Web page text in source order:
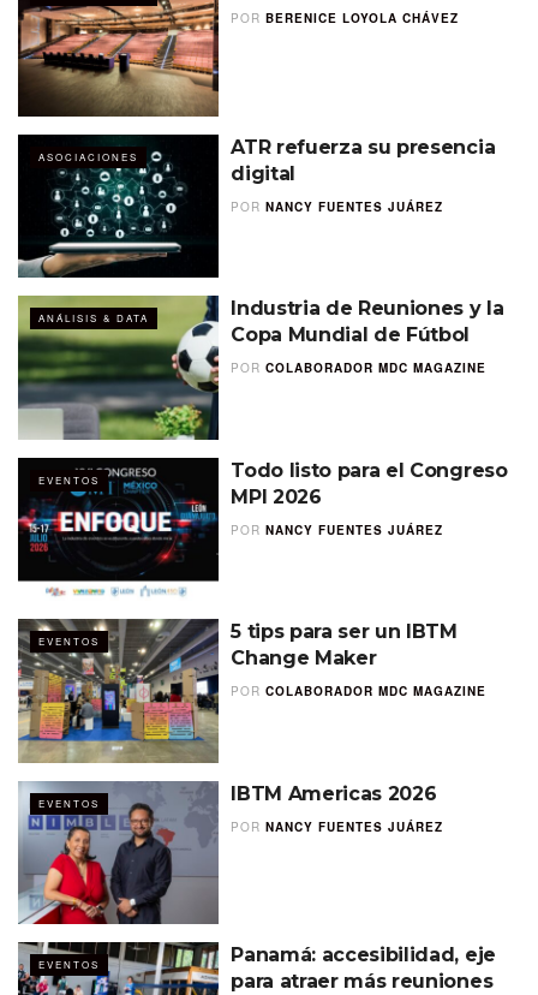
POR BERENICE LOYOLA CHÁVEZ
ASOCIACIONES
ATR refuerza su presencia
digital
POR NANCY FUENTES JUÁREZ
ANÁLISIS & DATA
Industria de Reuniones y la
Copa Mundial de Fútbol
POR COLABORADOR MDC MAGAZINE
EVENTOS
Todo listo para el Congreso
MPI 2026
POR NANCY FUENTES JUÁREZ
EVENTOS
5 tips para ser un IBTM
Change Maker
POR COLABORADOR MDC MAGAZINE
EVENTOS IBTM Americas 2026
POR NANCY FUENTES JUÁREZ
EVENTOS
Panamá: accesibilidad, eje
para atraer más reuniones